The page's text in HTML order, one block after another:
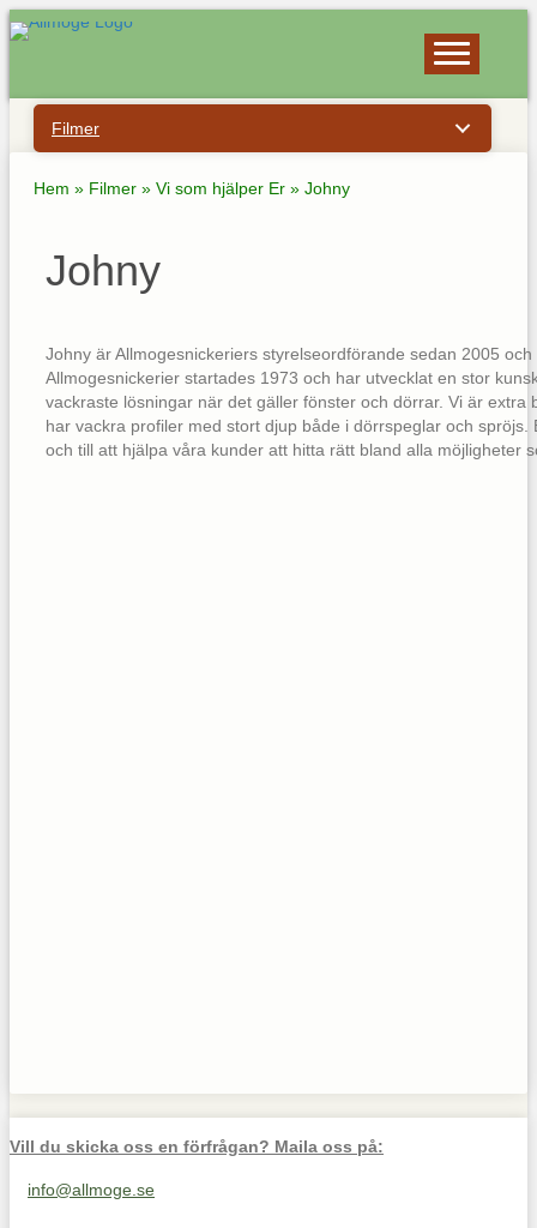
Filmer
Hem » Filmer » Vi som hjälper Er » Johny
Johny
Johny är Allmogesnickeriers styrelseordförande sedan 2005
Allmogesnickerier startades 1973 och har utvecklat en stor
vackraste lösningar när det gäller fönster och dörrar. Vi är
har vackra profiler med stort djup både i dörrspeglar och
och till att hjälpa våra kunder att hitta rätt bland alla möjligheter
Vill du skicka oss en förfrågan? Maila oss på:
Maila oss på info@allmoge.se
info@allmoge.se